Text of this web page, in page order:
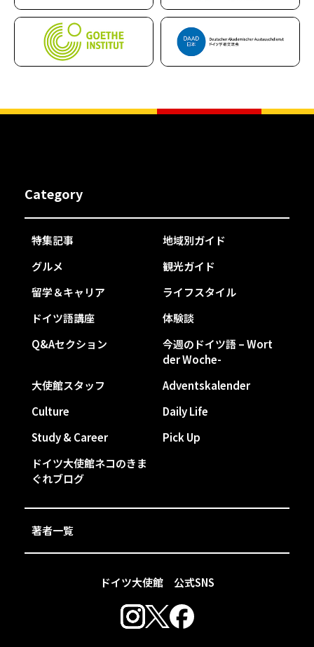
ドイツ大使館 公式SNS
Category
特集記事
地域別ガイド
グルメ
観光ガイド
留学＆キャリア
ライフスタイル
ドイツ語講座
体験談
Q&Aセクション
今週のドイツ語 – Wort
der Woche-
大使館スタッフ
Adventskalender
Culture
Daily Life
Study & Career
Pick Up
ドイツ大使館ネコのきま
ぐれブログ
著者一覧